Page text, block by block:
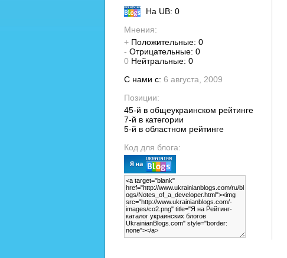
На UB: 0
Мнения:
+Положительные: 0
- Отрицательные: 0
0 Нейтральные: 0
С нами с: 6 августа, 2009
Позиции:
45-й в общеукраинском рейтинге
7-й в категории
5-й в областном рейтинге
Код для блога: